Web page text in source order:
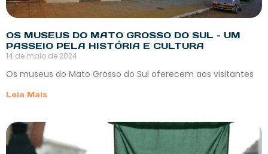
OS MUSEUS DO MATO GROSSO DO SUL – UM
PASSEIO PELA HISTÓRIA E CULTURA
14 de maio de 2024
Os museus do Mato Grosso do Sul oferecem aos visitantes
Leia Mais